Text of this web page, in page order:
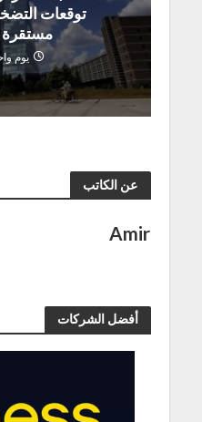
توقعات
مستقرة
يوم
عن الكاتب
Amir
أفضل الشركات